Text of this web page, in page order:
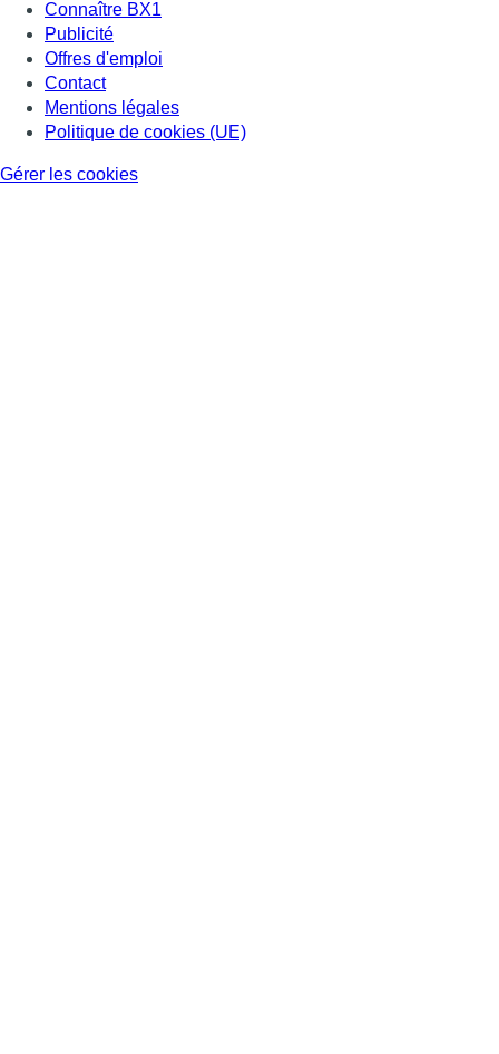
Connaître BX1
Publicité
Offres d'emploi
Contact
Mentions légales
Politique de cookies (UE)
Gérer les cookies